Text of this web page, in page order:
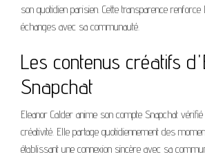
son quotidien parisien. Cette transparence
échanges avec sa communauté.
Les contenus créatifs
Snapchat
Eleanor Calder anime son compte Snapchat
créativité. Elle partage quotidiennement des
établissant une connexion sincère avec sa